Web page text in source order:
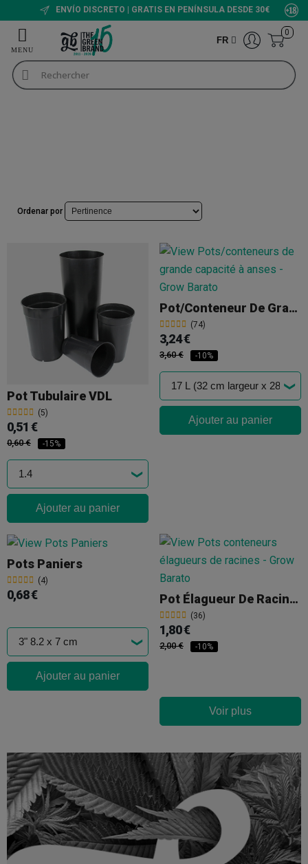
ENVÍO DISCRETO | GRATIS EN PENÍNSULA DESDE 30€
FR
0
Ordenar por
Pot Tubulaire VDL
(5)
0,51 €
0,60 € -15%
Ajouter au panier
Pot/Conteneur De Grande Capacité À Anses
(74)
3,24 €
3,60 € -10%
Ajouter au panier
Pots Paniers
(4)
0,68 €
Ajouter au panier
Pot Élagueur De Racines
(36)
1,80 €
2,00 € -10%
Voir plus